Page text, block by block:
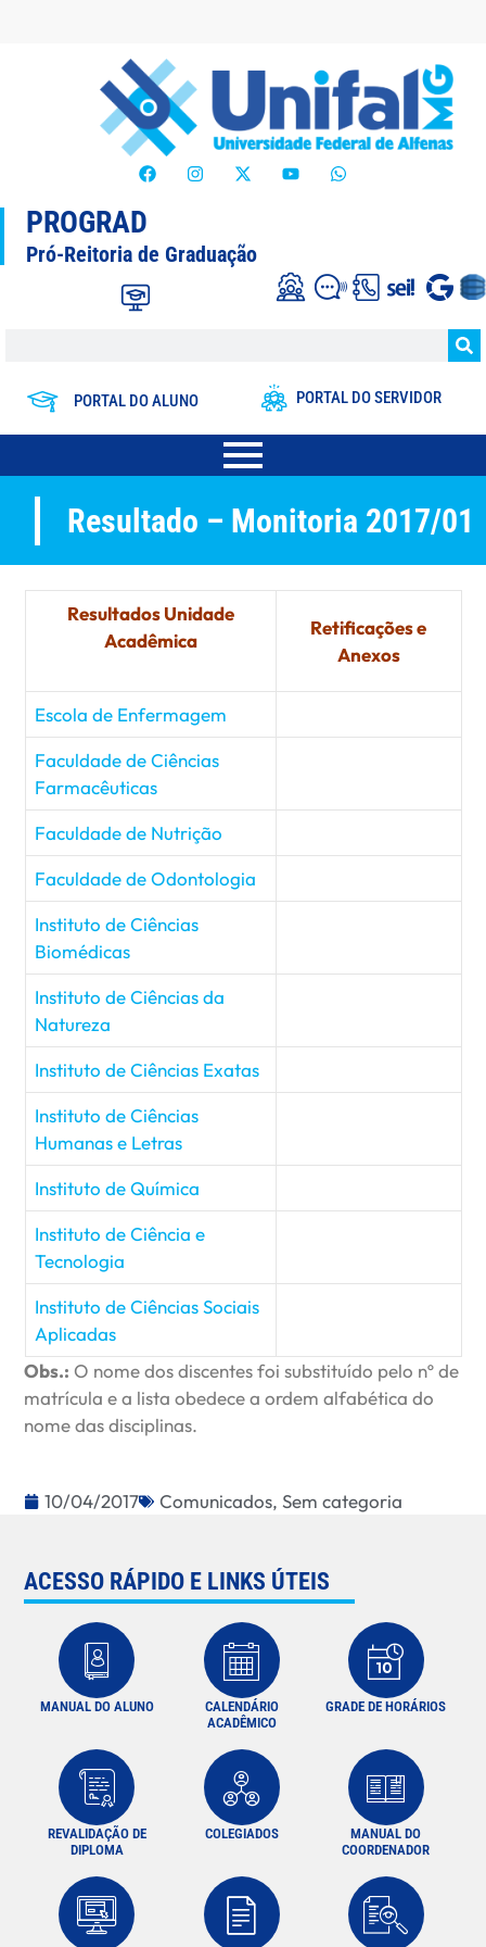
PROGRAD
Pró-Reitoria de Graduação
PORTAL DO ALUNO PORTAL DO SERVIDOR
Resultado – Monitoria 2017/01
Resultados Unidade
Acadêmica
Retificações e
Anexos
Escola de Enfermagem
Faculdade de Ciências
Farmacêuticas
Faculdade de Nutrição
Faculdade de Odontologia
Instituto de Ciências
Biomédicas
Instituto de Ciências da
Natureza
Instituto de Ciências Exatas
Instituto de Ciências
Humanas e Letras
Instituto de Química
Instituto de Ciência e
Tecnologia
Instituto de Ciências Sociais
Aplicadas
Obs.: O nome dos discentes foi substituído pelo nº de
matrícula e a lista obedece a ordem alfabética do
nome das disciplinas.
10/04/2017 Comunicados,Sem categoria
ACESSO RÁPIDO E LINKS ÚTEIS
MANUAL DO ALUNO
CALENDÁRIO
ACADÊMICO
GRADE DE HORÁRIOS
REVALIDAÇÃO DE
DIPLOMA
COLEGIADOS
MANUAL DO
COORDENADOR